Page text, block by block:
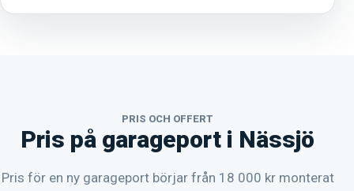
PRIS OCH OFFERT
Pris på garageport i Nässjö
Pris för en ny garageport börjar från 18 000 kr monterat